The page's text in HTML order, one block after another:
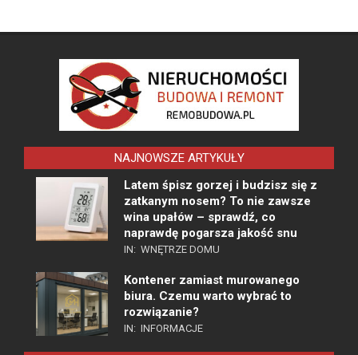
NAJNOWSZE ARTYKUŁY
Latem śpisz gorzej i budzisz się z
zatkanym nosem? To nie zawsze
wina upałów – sprawdź, co
naprawdę pogarsza jakość snu
IN: WNĘTRZE DOMU
Kontener zamiast murowanego
biura. Czemu warto wybrać to
rozwiązanie?
IN: INFORMACJE